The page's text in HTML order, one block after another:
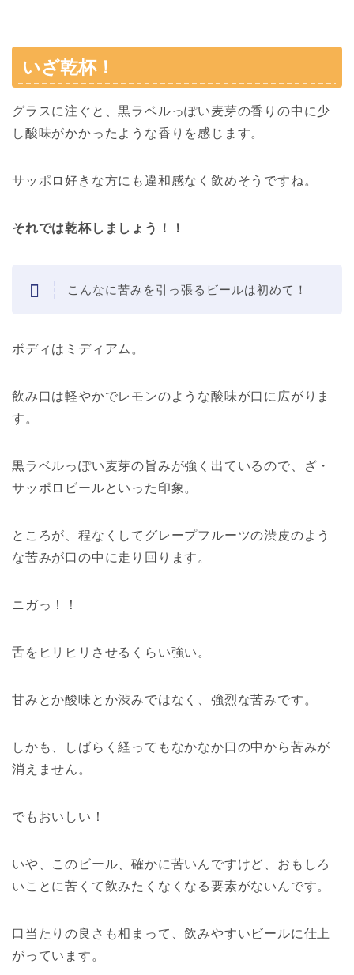
いざ乾杯！
グラスに注ぐと、黒ラベルっぽい麦芽の香りの中に少
し酸味がかかったような香りを感じます。
サッポロ好きな方にも違和感なく飲めそうですね。
それでは乾杯しましょう！！
こんなに苦みを引っ張るビールは初めて！
ボディはミディアム。
飲み口は軽やかでレモンのような酸味が口に広がりま
す。
黒ラベルっぽい麦芽の旨みが強く出ているので、ざ・
サッポロビールといった印象。
ところが、程なくしてグレープフルーツの渋皮のよう
な苦みが口の中に走り回ります。
ニガっ！！
舌をヒリヒリさせるくらい強い。
甘みとか酸味とか渋みではなく、強烈な苦みです。
しかも、しばらく経ってもなかなか口の中から苦みが
消えません。
でもおいしい！
いや、このビール、確かに苦いんですけど、おもしろ
いことに苦くて飲みたくなくなる要素がないんです。
口当たりの良さも相まって、飲みやすいビールに仕上
がっています。